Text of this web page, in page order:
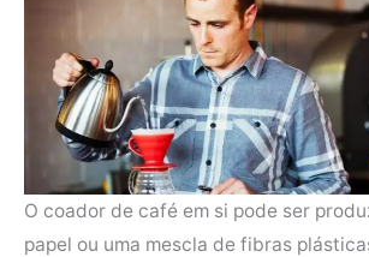
O coador de café em si pode ser
papel ou uma mescla de fibras